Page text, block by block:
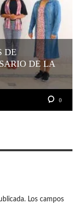
DE
DE LA
0
Los campos